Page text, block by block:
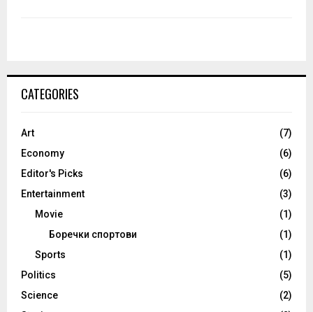
CATEGORIES
Art
(7)
Economy
(6)
Editor's Picks
(6)
Entertainment
(3)
Movie
(1)
Боречки спортови
(1)
Sports
(1)
Politics
(5)
Science
(2)